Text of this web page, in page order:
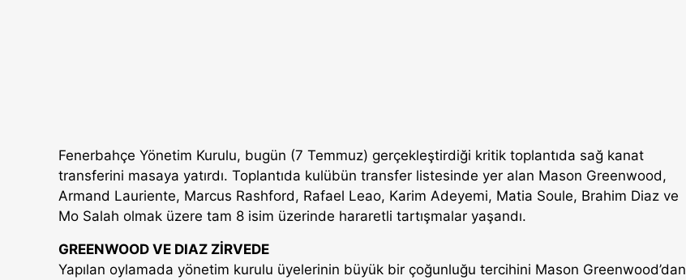
Fenerbahçe Yönetim Kurulu, bugün (7 Temmuz) gerçekleştirdiği kritik toplantıda sağ kanat
transferini masaya yatırdı. Toplantıda kulübün transfer listesinde yer alan Mason Greenwood,
Armand Lauriente, Marcus Rashford, Rafael Leao, Karim Adeyemi, Matia Soule, Brahim Diaz ve
Mo Salah olmak üzere tam 8 isim üzerinde hararetli tartışmalar yaşandı.
GREENWOOD VE DIAZ ZİRVEDE
Yapılan oylamada yönetim kurulu üyelerinin büyük bir çoğunluğu tercihini Mason Greenwood’dan